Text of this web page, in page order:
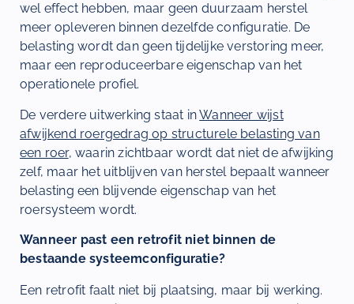
wel effect hebben, maar geen duurzaam herstel
meer opleveren binnen dezelfde configuratie. De
belasting wordt dan geen tijdelijke verstoring meer,
maar een reproduceerbare eigenschap van het
operationele profiel.
De verdere uitwerking staat inWanneer wijst
afwijkend roergedrag op structurele belasting van
een roer, waarin zichtbaar wordt dat niet de afwijking
zelf, maar het uitblijven van herstel bepaalt wanneer
belasting een blijvende eigenschap van het
roersysteem wordt.
Wanneer past een retrofit niet binnen de
bestaande systeemconfiguratie?
Een retrofit faalt niet bij plaatsing, maar bij werking.